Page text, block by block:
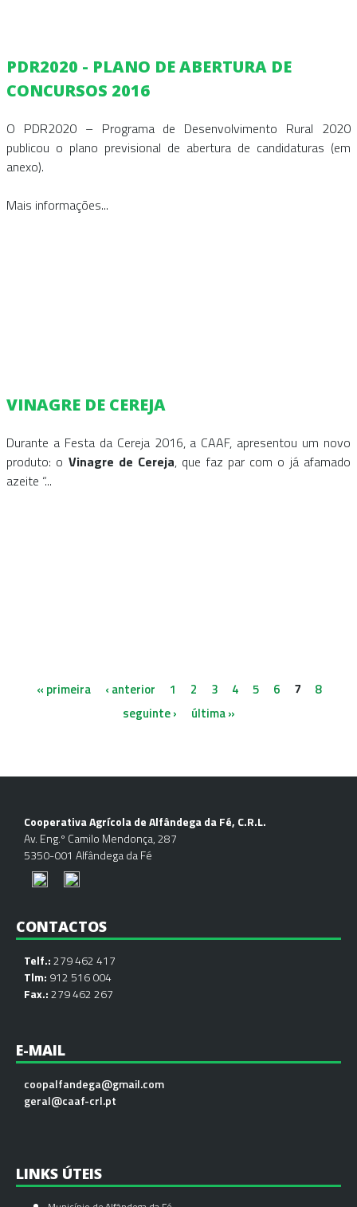
PDR2020 - PLANO DE ABERTURA DE
CONCURSOS 2016
O PDR2020 – Programa de Desenvolvimento Rural 2020
publicou o plano previsional de abertura de candidaturas (em
anexo).
Mais informações...
VINAGRE DE CEREJA
Durante a Festa da Cereja 2016, a CAAF, apresentou um novo
produto: o Vinagre de Cereja, que faz par com o já afamado
azeite “...
« primeira ‹ anterior 1 2 3 4 5 6 7
8
seguinte ›
última »
Cooperativa Agrícola de Alfândega da Fé, C.R.L.
Av. Eng.º Camilo Mendonça, 287
5350-001 Alfândega da Fé
CONTACTOS
Telf.:279 462 417
Tlm: 912 516 004
Fax.:279 462 267
E-MAIL
coopalfandega@gmail.com
geral@caaf-crl.pt
LINKS ÚTEIS